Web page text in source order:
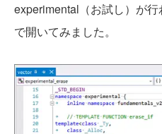
experimental（お試し）が
で開いてみました。